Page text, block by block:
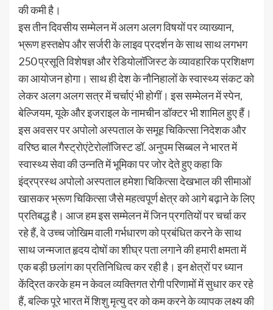
की कमी है।
इस तीन दिवसीय सम्मेलन में अलग अलग विषयों पर व्याख्यान,
भ्रूण हस्तक्षेप और सर्जरी के लाइव प्रदर्शन के साथ साथ लगभग
250 प्रसूति विशेषज्ञ और रेडियोलॉजिस्ट के व्यावहारिक प्रशिक्षण
का आयोजन होगा। साथ ही देश के नौनिहालों के स्वास्थ्य संकट को
लेकर अलग अलग सत्र में चर्चाएं भी होगीं। इस सम्मेलन में स्पेन,
बेल्जियम, यूके और इजराइल के नामचीन डॉक्टर भी शामिल हुए हैं।
इस अवसर पर अपोलो अस्पताल के समूह चिकित्सा निदेशक और
वरिष्ठ बाल गैस्ट्रोएंटेरोलॉजिस्ट डॉ. अनुपम सिब्बल ने भारत में
स्वास्थ्य सेवा की उन्नति में भूमिका पर जोर देते हुए कहा कि
इंद्रप्रस्थ अपोलो अस्पताल हमेशा चिकित्सा देखभाल की सीमाओं
खासकर भ्रूण चिकित्सा जैसे महत्वपूर्ण क्षेत्र को आगे बढ़ाने के लिए
प्रतिबद्ध है। आज हम इस सम्मेलन में जिन प्रगतियों पर चर्चा कर
रहे हैं, वे उच्च जोखिम वाली गर्भधारण को प्रबंधित करने के साथ
साथ जन्मजात हृदय दोषों का शीघ्र पता लगाने की हमारी क्षमता में
एक बड़ी छलांग का प्रतिनिधित्व कर रही है। इन क्षेत्रों पर ध्यान
केंद्रित करके हम न केवल व्यक्तिगत रोगी परिणामों में सुधार कर रहे
हैं, बल्कि पूरे भारत में शिशु मृत्यु दर को कम करने के व्यापक लक्ष्य की